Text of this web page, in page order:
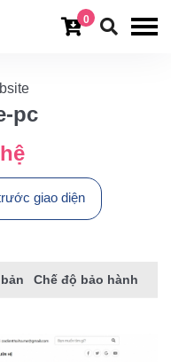
0
pc
giao diện
Chế độ bảo hành